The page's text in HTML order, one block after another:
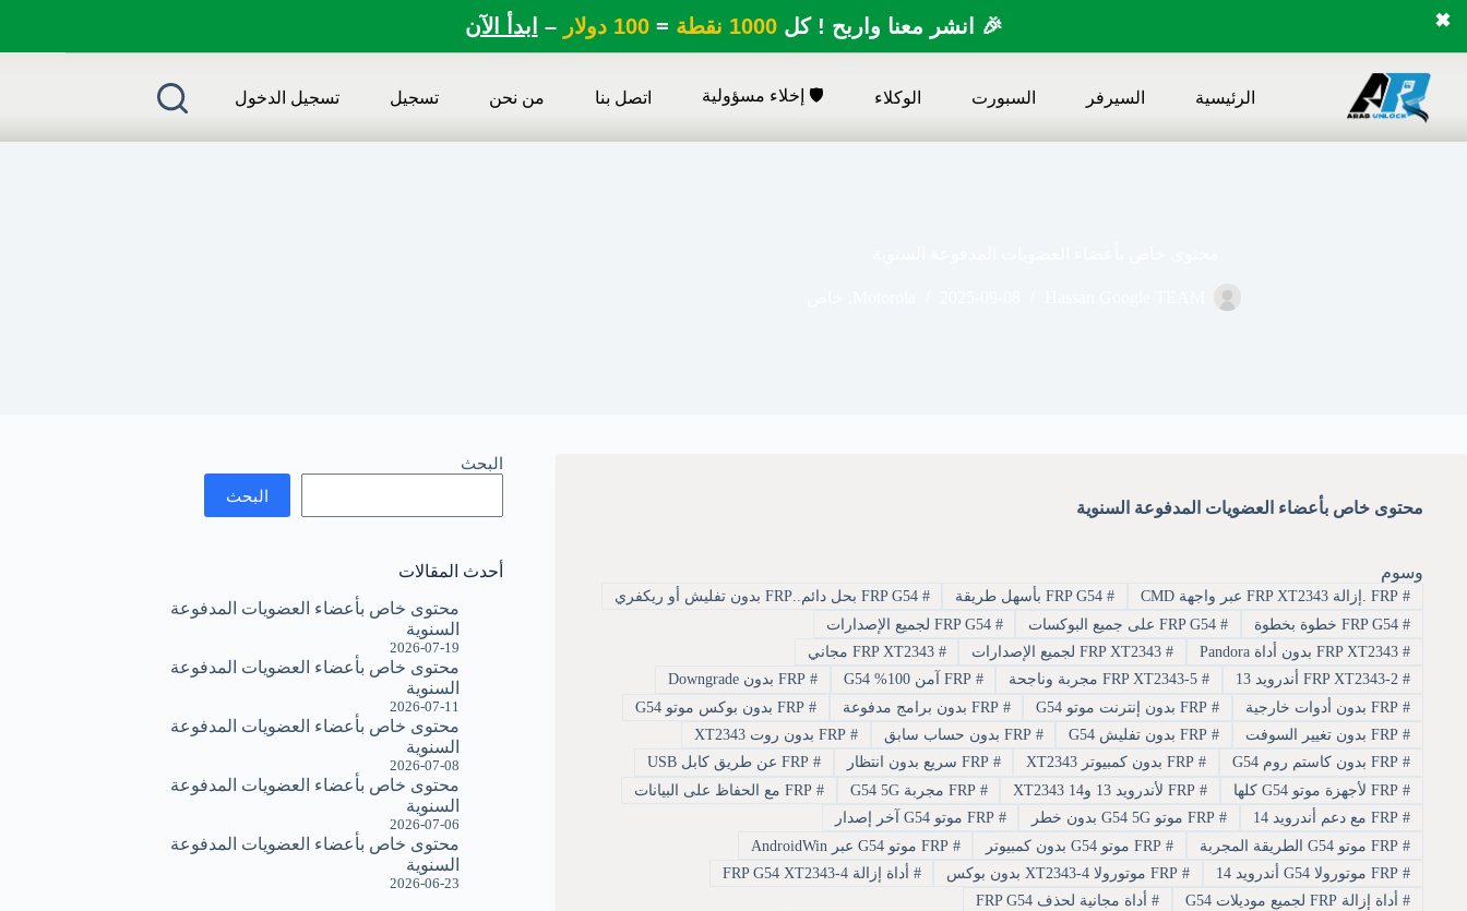
🎉 انشر معنا واربح ! كل1000 نقطة =100 دولار – ابدأ الآن ✖
المحتوى
الرئيسية السيرفر السبورت الوكلاء 🛡️ إخلاء مسؤولية اتصل بنا من نحن تسجيل تسجيل الدخول
محتوى خاص بأعضاء العضويات المدفوعة السنوية
وسوم
#FRP .إزالة FRP XT2343 عبر واجهة CMD #FRP G54 بأسهل طريقة # FRP G54 بحل دائم..FRP بدون تفليش أو ريكفري
#FRP G54 خطوة بخطوة #FRP G54 على جميع البوكسات # FRP G54 لجميع الإصدارات
#FRP XT2343 بدون أداة Pandora #FRP XT2343 لجميع الإصدارات # FRP XT2343 مجاني
#FRP XT2343-2 أندرويد 13 #FRP XT2343-5 مجربة وناجحة # FRP آمن 100% G54 # FRP بدون Downgrade
#FRP بدون أدوات خارجية #FRP بدون إنترنت موتو G54 # FRP بدون برامج مدفوعة # FRP بدون بوكس موتو G54
#FRP بدون تغيير السوفت #FRP بدون تفليش G54 # FRP بدون حساب سابق # FRP بدون روت XT2343
#FRP بدون كاستم روم G54 #FRP بدون كمبيوتر XT2343 # FRP سريع بدون انتظار # FRP عن طريق كابل USB
#FRP لأجهزة موتو G54 كلها #FRP لأندرويد 13 و14 XT2343 # FRP مجربة G54 5G # FRP مع الحفاظ على البيانات
#FRP مع دعم أندرويد 14 #FRP موتو G54 5G بدون خطر # FRP موتو G54 آخر إصدار
#FRP موتو G54 الطريقة المجربة #FRP موتو G54 بدون كمبيوتر # FRP موتو G54 عبر AndroidWin
#FRP موتورولا G54 أندرويد 14 #FRP موتورولا XT2343-4 بدون بوكس # أداة إزالة FRP G54 XT2343-4
#أداة إزالة FRP لجميع موديلات G54 #أداة مجانية لحذف FRP G54
البحث
البحث
أحدث المقالات
محتوى خاص بأعضاء العضويات المدفوعة
السنوية
2026-07-19
محتوى خاص بأعضاء العضويات المدفوعة
السنوية
2026-07-11
محتوى خاص بأعضاء العضويات المدفوعة
السنوية
2026-07-08
محتوى خاص بأعضاء العضويات المدفوعة
السنوية
2026-07-06
محتوى خاص بأعضاء العضويات المدفوعة
السنوية
2026-06-23